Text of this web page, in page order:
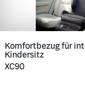
Komfortbezug für
Kindersitz
XC90